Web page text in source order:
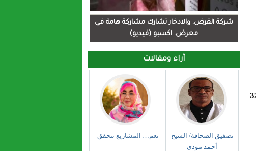
السيد الداه ولد زغمان، عمدة بلدية الطواز، وبمشاركة 32
شركة القرض. والادخار تشارك مشاركة هامة في
معرض. اكسبو (فيديو)
آراء ومقالات
تصفيق الصحافة/ الشيخ
أحمد مودي
نعم… المشاريع تتحقق